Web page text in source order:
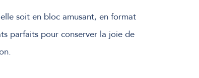
soit en bloc amusant, en format
parfaits pour conserver la joie de